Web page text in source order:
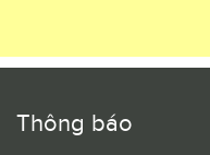
Thông báo